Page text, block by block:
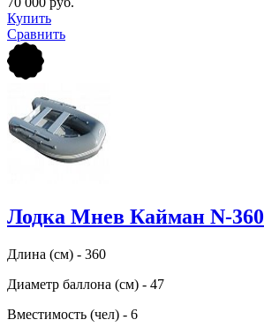
Купить
Сравнить
Лодка Мнев Кайман N-360
Длина (см) - 360
Диаметр баллона (см) - 47
Вместимость (чел) - 6